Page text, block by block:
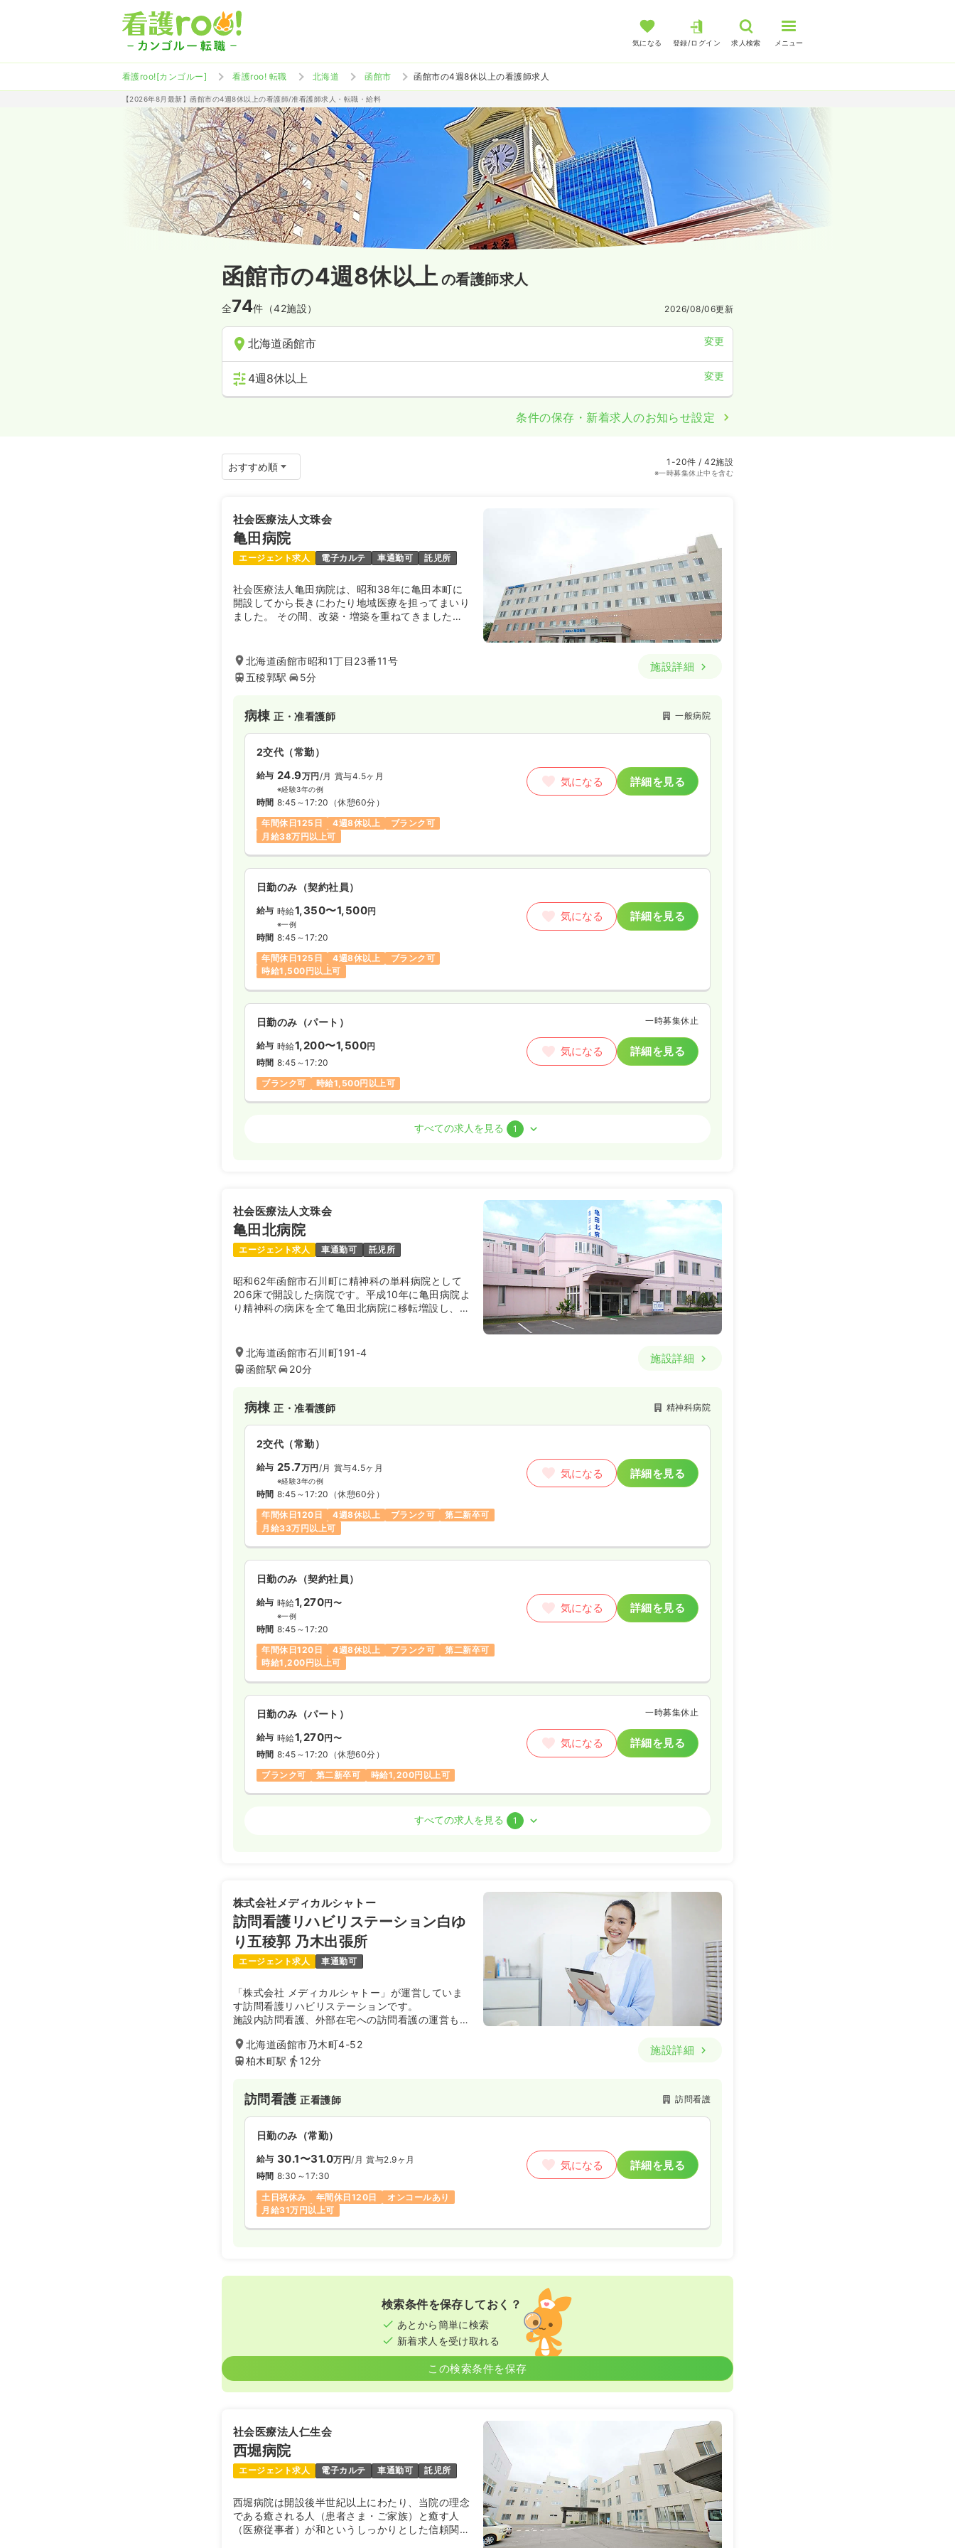
気になる 登録/ログイン 求人検索 メニュー
看護roo![カンゴルー] 看護roo! 転職 北海道 函館市 函館市の4週8休以上の看護師求人
【2026年8月最新】函館市の4週8休以上の看護師/准看護師求人・転職・給料
函館市の4週8休以上 の看護師求人
全74件（42施設） 2026/08/06更新
北海道函館市 変更
4週8休以上 変更
条件の保存・新着求人のお知らせ設定
1-20件 / 42施設
※一時募集休止中を含む
社会医療法人文珠会
亀田病院
エージェント求人 電子カルテ 車通勤可 託児所
社会医療法人亀田病院は、昭和38年に亀田本町に
開設してから長きにわたり地域医療を担ってまいり
ました。 その間、改築・増築を重ねてきました
た。
新病院ではそれまでの慢性期・療法中心の医療から
新たに急性期治療後の回復期医療を中心とした病院
新病院の特徴であるリハビリテーションは、広々と
したリハビリ室を設け、総合的なリハビリの中心的
な拠点として、さまざまな障害のリハビリプログラ
ムの開始を始めております。また、看護面では一般
ます。現在の建物は2009年に新築された非常に綺
麗な建物です。
内科・呼吸器内科・糖尿病代謝内科・消化器内科・
整形外科・外科・泌尿器科・禁煙外来・健診等を標
榜し、１７９床の入院病床を有する病院です。
明るくアメニティな院内に、一般病棟と回復期リハ
ビリテーション病棟・障害者病棟を開設、亜急性期
から回復期、維持期に至る医療の役割を果たしてお
ります。
北海道函館市昭和1丁目23番11号
五稜郭駅
5分
施設詳細
病棟正・准看護師 一般病院
2交代（常勤）
給与 24.9万円/月 賞与4.5ヶ月
※経験3年の例
時間 8:45～17:20 （休憩60分）
年間休日125日
4週8休以上
ブランク可
月給38万円以上可
気になる 詳細を見る
日勤のみ（契約社員）
給与 時給1,350〜1,500円
※一例
時間 8:45～17:20
年間休日125日
4週8休以上
ブランク可
時給1,500円以上可
気になる 詳細を見る
日勤のみ（パート） 一時募集休止
給与 時給1,200〜1,500円
時間 8:45～17:20
ブランク可
時給1,500円以上可
気になる 詳細を見る
時間 8:45～17:20
土日祝休み
すべての求人を見る 1
社会医療法人文珠会
亀田北病院
エージェント求人 車通勤可 託児所
昭和62年函館市石川町に精神科の単科病院として
206床で開設した病院です。平成10年に亀田病院よ
り精神科の病床を全て亀田北病院に移転増設し、現
である「亀田北病院 認知症疾患医療センター」を
設けています。
北海道函館市石川町191-4
函館駅
20分
施設詳細
病棟正・准看護師 精神科病院
2交代（常勤）
給与 25.7万円/月 賞与4.5ヶ月
※経験3年の例
時間 8:45～17:20 （休憩60分）
年間休日120日
4週8休以上 ブランク可
第二新卒可
月給33万円以上可
気になる 詳細を見る
日勤のみ（契約社員）
給与 時給1,270円〜
※一例
時間 8:45～17:20
年間休日120日
4週8休以上 ブランク可
第二新卒可
時給1,200円以上可
気になる 詳細を見る
日勤のみ（パート） 一時募集休止
給与 時給1,270円〜
時間 8:45～17:20 （休憩60分）
ブランク可
第二新卒可 時給1,200円以上可
気になる 詳細を見る
時間 8:45～17:20（休憩60分）
土日祝休み
月給22万円以上可
すべての求人を見る 1
株式会社メディカルシャトー
訪問看護リハビリステーション白ゆ
り五稜郭 乃木出張所
エージェント求人 車通勤可
「株式会社 メディカルシャトー」が運営していま
す訪問看護リハビリステーションです。
施設内訪問看護、外部在宅への訪問看護の運営もし
北海道函館市乃木町4-52
柏木町駅
12分
施設詳細
訪問看護正看護師 訪問看護
日勤のみ（常勤）
給与 30.1〜31.0万円/月 賞与2.9ヶ月
時間 8:30～17:30
土日祝休み
年間休日120日
オンコールあり
月給31万円以上可
気になる 詳細を見る
検索条件を保存しておく？
あとから簡単に検索
新着求人を受け取れる
この検索条件を保存
社会医療法人仁生会
西堀病院
エージェント求人 電子カルテ 車通勤可 託児所
西堀病院は開設後半世紀以上にわたり、当院の理念
である癒される人（患者さま・ご家族）と癒す人
（医療従事者）が和というしっかりとした信頼関係